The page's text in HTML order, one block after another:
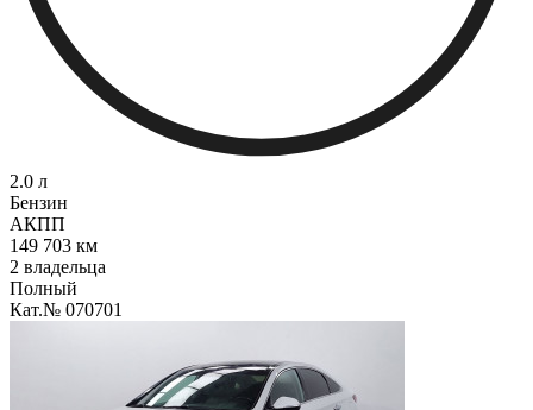
2.0 л
Бензин
АКПП
149 703 км
2 владельца
Полный
Кат.№ 070701